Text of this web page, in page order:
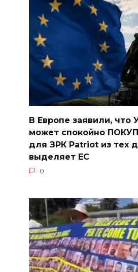
В Европе заявили, что
может спокойно
для ЗРК Patriot из тех
выделяет ЕС
0